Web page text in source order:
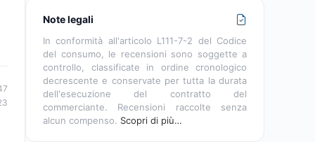
Note legali
In conformità all'articolo L111-7-2 del Codice
del consumo, le recensioni sono soggette a
controllo, classificate in ordine cronologico
decrescente e conservate per tutta la durata
dell'esecuzione del contratto del
commerciante. Recensioni raccolte senza
alcun compenso. Scopri di più…